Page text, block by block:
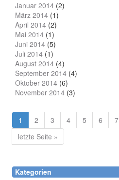
Januar 2014 (2)
März 2014 (1)
April 2014 (2)
Mai 2014 (1)
Juni 2014 (5)
Juli 2014 (1)
August 2014 (4)
September 2014 (4)
Oktober 2014 (6)
November 2014 (3)
1 2 3 4 5 6 7
letzte Seite »
Kategorien